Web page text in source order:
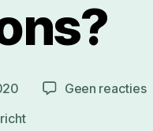
Geen reactiesop